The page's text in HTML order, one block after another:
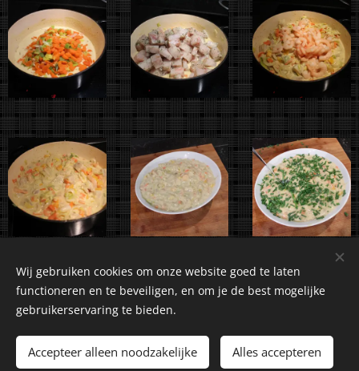
©2018-2026 Kuiranto Culinary Creations. Oosseldstraat 8,
Cookies
Wij gebruiken cookies om onze website goed te laten
functioneren en te beveiligen, en om je de best mogelijke
gebruikerservaring te bieden.
Accepteer alleen noodzakelijke Alles accepteren